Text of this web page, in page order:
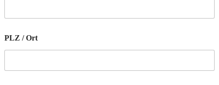
PLZ / Ort